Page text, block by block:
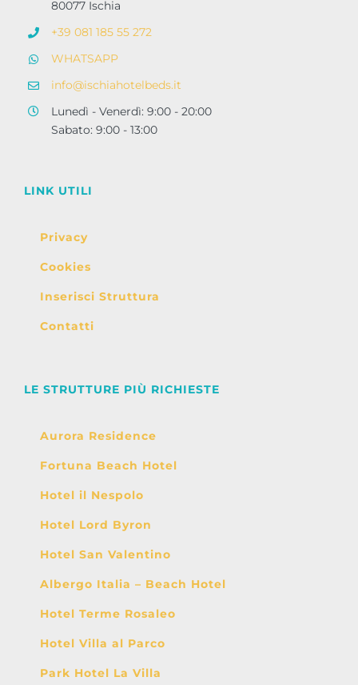
80077 Ischia
+39 081 185 55 272
WHATSAPP
info@ischiahotelbeds.it
Lunedì - Venerdì: 9:00 - 20:00
Sabato: 9:00 - 13:00
LINK UTILI
Privacy
Cookies
Inserisci Struttura
Contatti
LE STRUTTURE PIÙ RICHIESTE
Aurora Residence
Fortuna Beach Hotel
Hotel il Nespolo
Hotel Lord Byron
Hotel San Valentino
Albergo Italia – Beach Hotel
Hotel Terme Rosaleo
Hotel Villa al Parco
Park Hotel La Villa